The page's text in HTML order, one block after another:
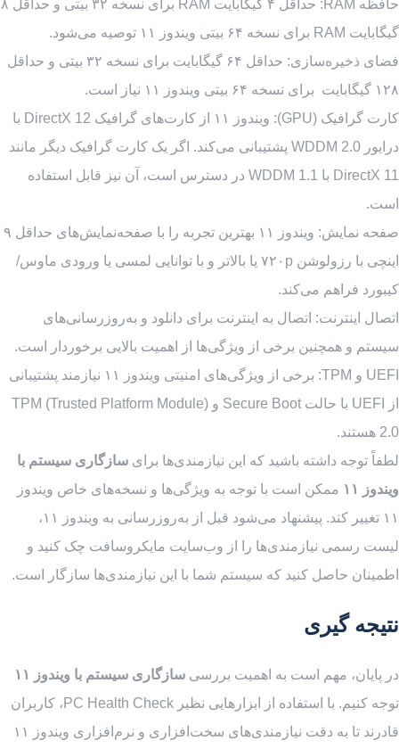
حافظه RAM: حداقل ۴ گیگابایت RAM برای نسخه ۳۲ بیتی و حداقل ۸
گیگابایت RAM برای نسخه ۶۴ بیتی ویندوز ۱۱ توصیه می‌شود.
فضای ذخیره‌سازی: حداقل ۶۴ گیگابایت برای نسخه ۳۲ بیتی و حداقل
۱۲۸ گیگابایت برای نسخه ۶۴ بیتی ویندوز ۱۱ نیاز است.
کارت گرافیک (GPU): ویندوز ۱۱ از کارت‌های گرافیک DirectX 12 با
درایور WDDM 2.0 پشتیبانی می‌کند. اگر یک کارت گرافیک دیگر مانند
DirectX 11 با WDDM 1.1 در دسترس است، آن نیز قابل استفاده
است.
صفحه نمایش: ویندوز ۱۱ بهترین تجربه را با صفحه‌نمایش‌های حداقل ۹
اینچی با رزولوشن ۷۲۰p یا بالاتر و با توانایی لمسی یا ورودی ماوس/
کیبورد فراهم می‌کند.
اتصال اینترنت: اتصال به اینترنت برای دانلود و به‌روزرسانی‌های
سیستم و همچنین برخی از ویژگی‌ها از اهمیت بالایی برخوردار است.
UEFI و TPM: برخی از ویژگی‌های امنیتی ویندوز ۱۱ نیازمند پشتیبانی
از UEFI با حالت Secure Boot و TPM (Trusted Platform Module)
2.0 هستند.
لطفاً توجه داشته باشید که این نیازمندی‌ها برای سازگاری سیستم با
ویندوز ۱۱
ممکن است با توجه به ویژگی‌ها و نسخه‌های خاص ویندوز
۱۱ تغییر کند. پیشنهاد می‌شود قبل از به‌روزرسانی به ویندوز ۱۱،
لیست رسمی نیازمندی‌ها را از وب‌سایت مایکروسافت چک کنید و
اطمینان حاصل کنید که سیستم شما با این نیازمندی‌ها سازگار است.
نتیجه گیری
در پایان، مهم است به اهمیت بررسی سازگاری سیستم با ویندوز ۱۱
توجه کنیم. با استفاده از ابزارهایی نظیر PC Health Check، کاربران
قادرند تا به دقت نیازمندی‌های سخت‌افزاری و نرم‌افزاری ویندوز ۱۱